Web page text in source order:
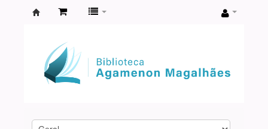
Agamenon
Magalhães